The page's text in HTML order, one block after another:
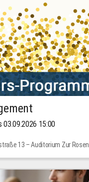
03.09.2026 15:00
13 – Auditorium Zur Rosen